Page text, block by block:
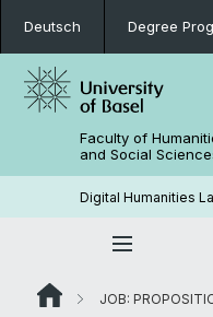
Deutsch Degree
Faculty of
and Social
Digital Humanities
JOB: